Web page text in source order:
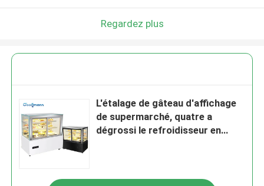
Regardez plus
L'étalage de gâteau d'affichage
de supermarché, quatre a
dégrossi le refroidisseur en